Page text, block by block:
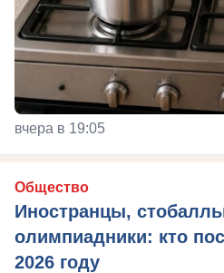
вчера в 19:05
Общество
Иностранцы,
олимпиадники: кто
2026 году